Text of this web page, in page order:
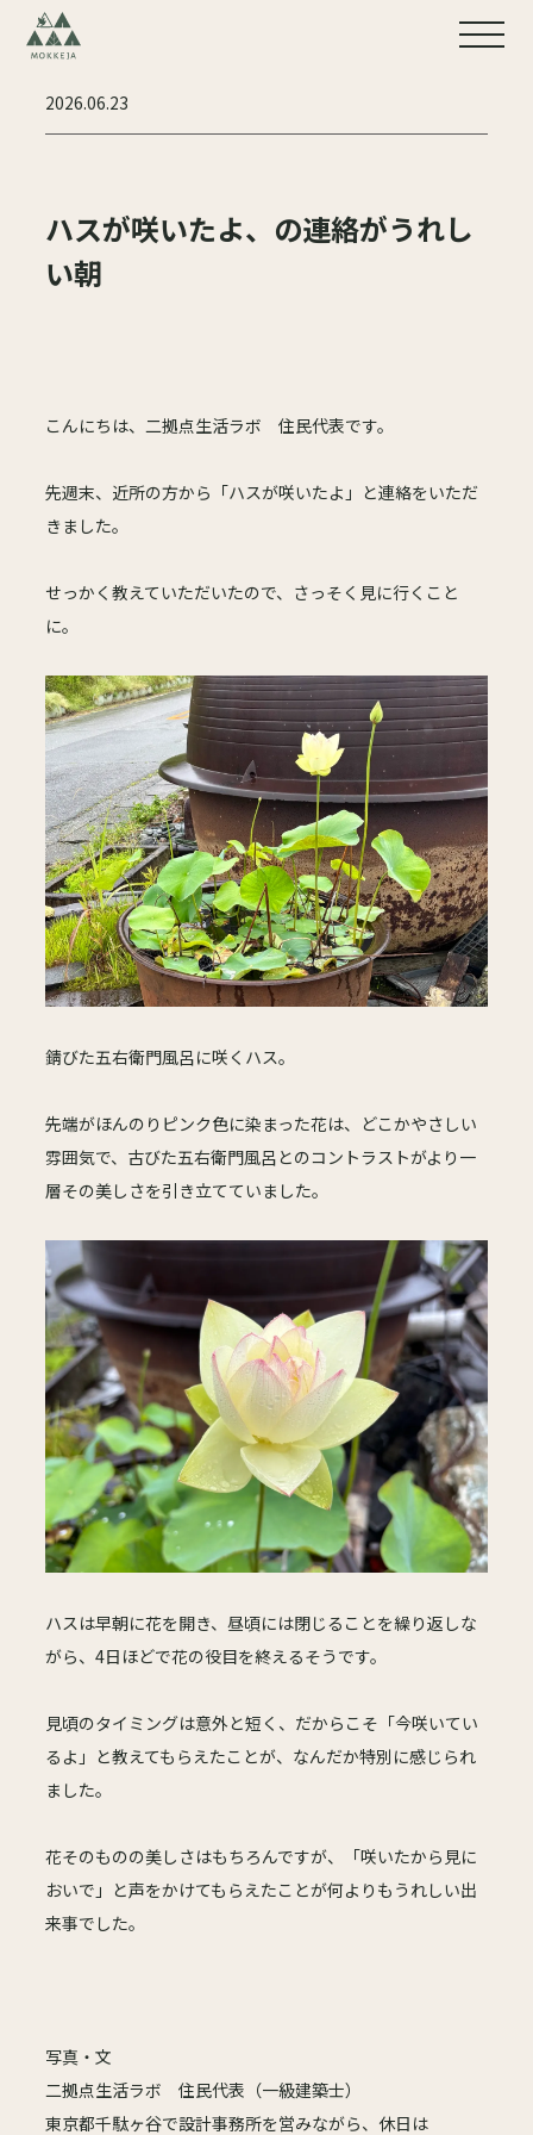
2026.06.23
ハスが咲いたよ、の連絡がうれし
い朝
こんにちは、二拠点生活ラボ 住民代表です。
先週末、近所の方から「ハスが咲いたよ」と連絡をいただ
きました。
せっかく教えていただいたので、さっそく見に行くこと
に。
錆びた五右衛門風呂に咲くハス。
先端がほんのりピンク色に染まった花は、どこかやさしい
雰囲気で、古びた五右衛門風呂とのコントラストがより一
層その美しさを引き立てていました。
ハスは早朝に花を開き、昼頃には閉じることを繰り返しな
がら、4日ほどで花の役目を終えるそうです。
見頃のタイミングは意外と短く、だからこそ「今咲いてい
るよ」と教えてもらえたことが、なんだか特別に感じられ
ました。
花そのものの美しさはもちろんですが、「咲いたから見に
おいで」と声をかけてもらえたことが何よりもうれしい出
来事でした。
写真・文
二拠点生活ラボ 住民代表（一級建築士）
東京都千駄ヶ谷で設計事務所を営みながら、休日は